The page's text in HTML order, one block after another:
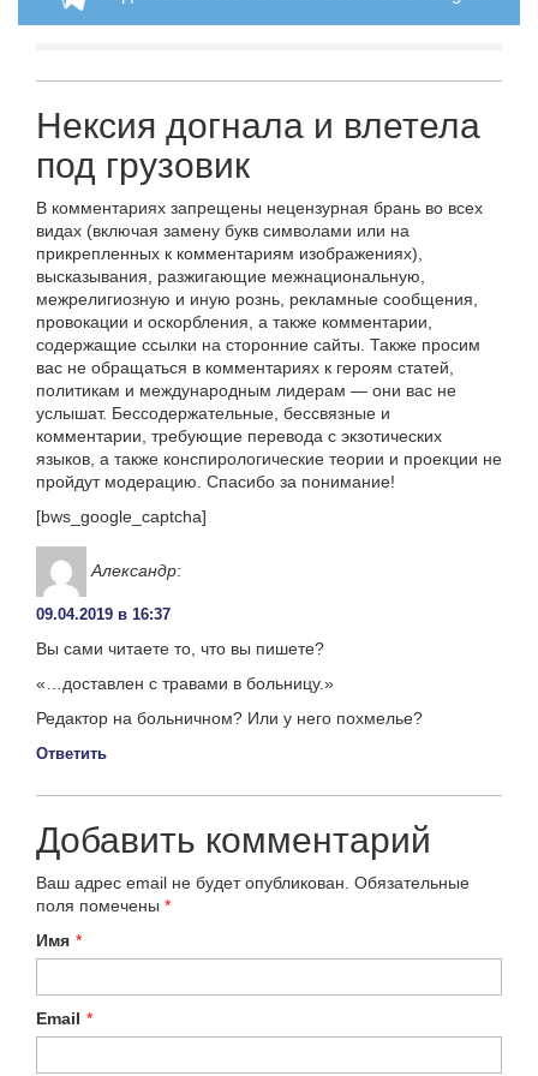
Нексия догнала и влетела
под грузовик
В комментариях запрещены нецензурная брань во всех
видах (включая замену букв символами или на
прикрепленных к комментариям изображениях),
высказывания, разжигающие межнациональную,
межрелигиозную и иную рознь, рекламные сообщения,
провокации и оскорбления, а также комментарии,
содержащие ссылки на сторонние сайты. Также просим
вас не обращаться в комментариях к героям статей,
политикам и международным лидерам — они вас не
услышат. Бессодержательные, бессвязные и
комментарии, требующие перевода с экзотических
языков, а также конспирологические теории и проекции не
пройдут модерацию. Спасибо за понимание!
[bws_google_captcha]
Александр:
09.04.2019 в 16:37
Вы сами читаете то, что вы пишете?
«…доставлен с травами в больницу.»
Редактор на больничном? Или у него похмелье?
Ответить
Добавить комментарий
Ваш адрес email не будет опубликован. Обязательные
поля помечены *
Имя *
Email *